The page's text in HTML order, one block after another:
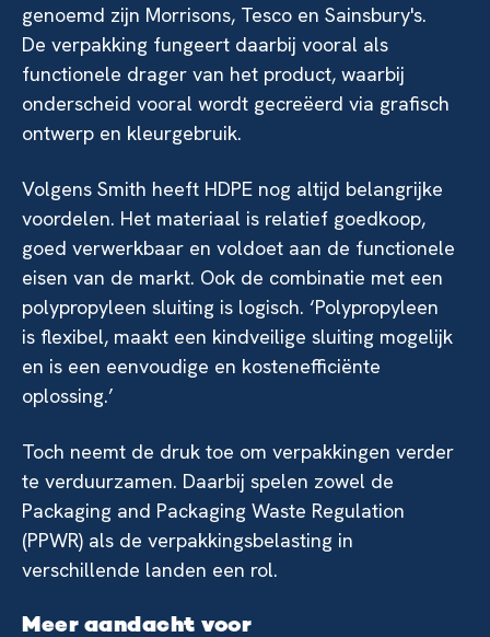
genoemd zijn Morrisons, Tesco en Sainsbury's.
De verpakking fungeert daarbij vooral als
functionele drager van het product, waarbij
onderscheid vooral wordt gecreëerd via grafisch
ontwerp en kleurgebruik.
Volgens Smith heeft HDPE nog altijd belangrijke
voordelen. Het materiaal is relatief goedkoop,
goed verwerkbaar en voldoet aan de functionele
eisen van de markt. Ook de combinatie met een
polypropyleen sluiting is logisch. ‘Polypropyleen
is flexibel, maakt een kindveilige sluiting mogelijk
en is een eenvoudige en kostenefficiënte
oplossing.’
Toch neemt de druk toe om verpakkingen verder
te verduurzamen. Daarbij spelen zowel de
Packaging and Packaging Waste Regulation
(PPWR) als de verpakkingsbelasting in
verschillende landen een rol.
Meer aandacht voor